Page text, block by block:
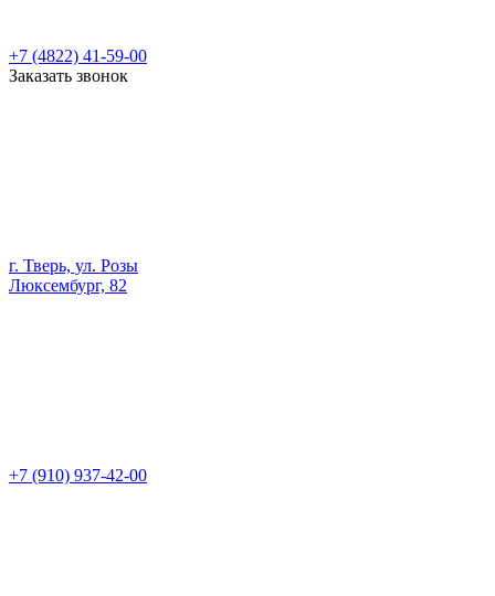
+7 (4822) 41-59-00
Заказать звонок
г. Тверь, ул. Розы
Люксембург, 82
+7 (910) 937-42-00